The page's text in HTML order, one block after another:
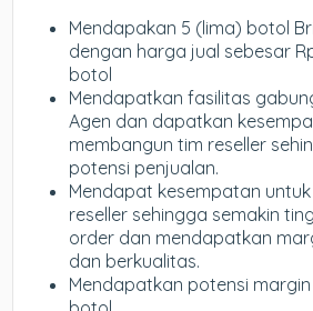
Mendapakan 5 (lima) botol
dengan harga jual sebesar
botol
Mendapatkan fasilitas
Agen dan dapatkan
membangun tim reseller
potensi penjualan.
Mendapat kesempatan
reseller sehingga semakin
order dan mendapatkan
dan berkualitas.
Mendapatkan potensi